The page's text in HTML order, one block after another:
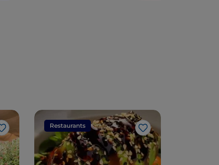
Like
Restaurants
Like